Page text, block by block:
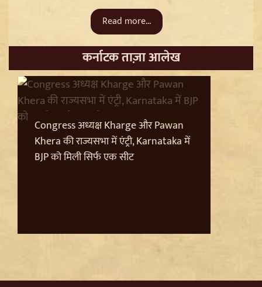
Sanjay Raut on Ram Mandir: 'राम के नाम पर लूट हो रही',
चढ़ावा चोरी के मुद्दे पर Shiv Sena UBT का हमला
Parliament में संतों का वेश धरने पर Varanasi में FIR की मांग
Read more...
कर्नाटक ताज़ा आलेख
Congress अध्यक्ष Kharge और Pawan
Khera की राज्यसभा में एंट्री, Karnataka में
BJP को मिली सिर्फ एक सीट